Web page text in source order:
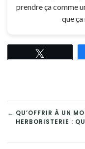
prendre ça comme
que ça
DE
← QU’OFFRIR À UN
HERBORISTERIE :